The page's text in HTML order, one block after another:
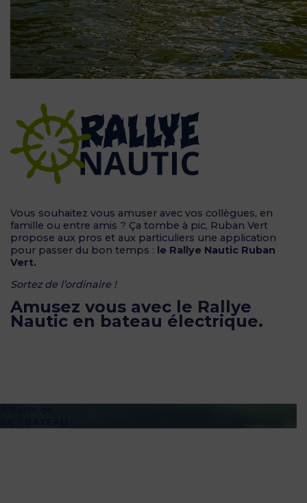
Vous souhaitez vous amuser avec vos collègues, en
famille ou entre amis ? Ça tombe à pic, Ruban Vert
propose aux pros et aux particuliers une application
pour passer du bon temps : le Rallye Nautic Ruban
Vert.
Sortez de l’ordinaire !
Amusez vous avec le Rallye
Nautic en bateau électrique.